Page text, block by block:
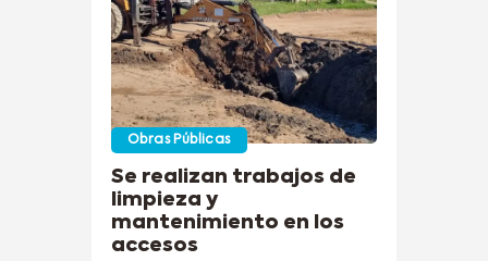
Obras Públicas
Se realizan trabajos de
limpieza y
mantenimiento en los
accesos